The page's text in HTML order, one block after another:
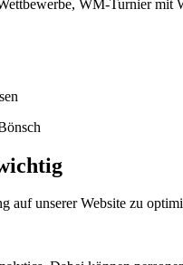
WM-Turnier mit
unserer Website zu